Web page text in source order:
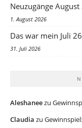
Neuzugänge August
1. August 2026
Das war mein Juli 26
31. Juli 2026
Aleshaneezu
Claudia zu